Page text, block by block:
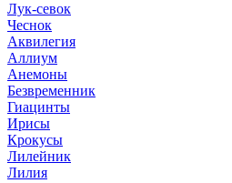
Лук-севок
Чеснок
Аквилегия
Аллиум
Анемоны
Безвременник
Гиацинты
Ирисы
Крокусы
Лилейник
Лилия